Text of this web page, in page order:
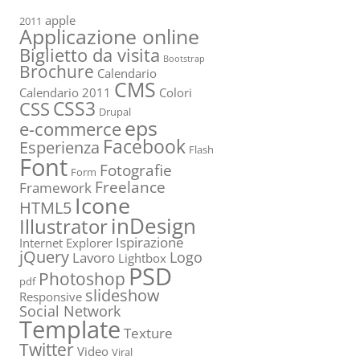
2011 apple
Applicazione online
Biglietto da visita Bootstrap
Brochure Calendario
Calendario 2011 CMS Colori
CSSCSS3 Drupal
e-commerceeps
Esperienza Facebook Flash
Font Form Fotografie
Framework Freelance
HTML5 Icone
IllustratorinDesign
Internet Explorer Ispirazione
jQuery Lavoro Lightbox Logo
pdf PhotoshopPSD
Responsive slideshow
Social Network
Template Texture
TwitterVideo Viral